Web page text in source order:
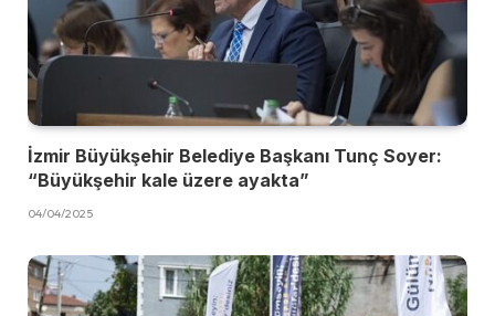
İzmir Büyükşehir Belediye Başkanı Tunç Soyer:
“Büyükşehir kale üzere ayakta”
04/04/2025